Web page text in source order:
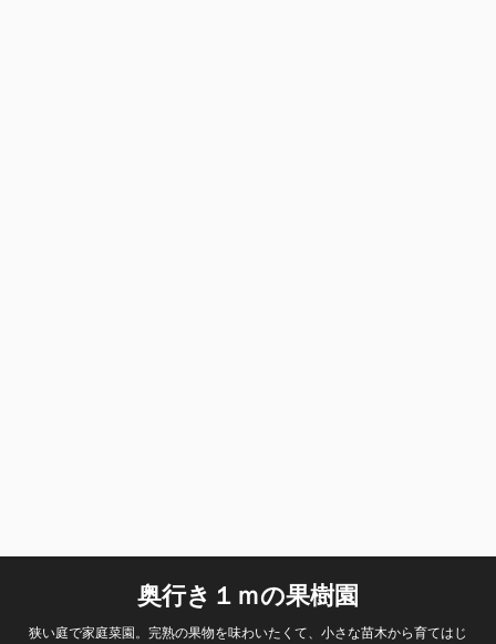
奥行き１ｍの果樹園
狭い庭で家庭菜園。完熟の果物を味わいたくて、小さな苗木から育てはじ